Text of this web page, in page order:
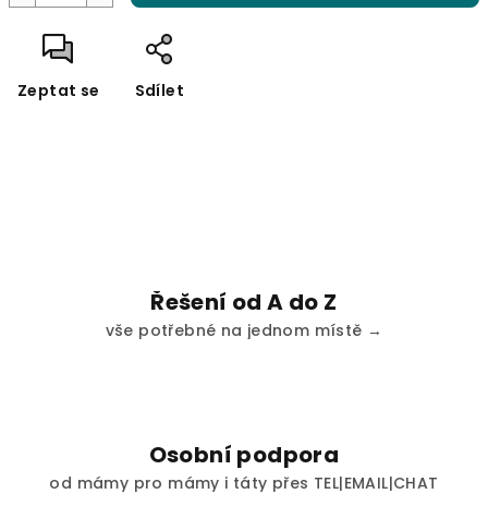
Zeptat se Sdílet
Řešení od A do Z
vše potřebné na jednom místě →
Osobní podpora
od mámy pro mámy i táty přes TEL|EMAIL|CHAT